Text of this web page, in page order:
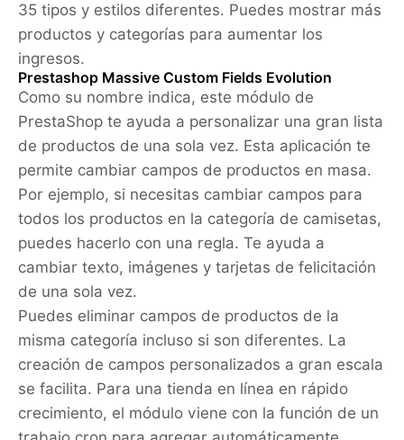
35 tipos y estilos diferentes. Puedes mostrar más
productos y categorías para aumentar los
ingresos.
Prestashop Massive Custom Fields Evolution
Como su nombre indica, este módulo de
PrestaShop te ayuda a personalizar una gran lista
de productos de una sola vez. Esta aplicación te
permite cambiar campos de productos en masa.
Por ejemplo, si necesitas cambiar campos para
todos los productos en la categoría de camisetas,
puedes hacerlo con una regla. Te ayuda a
cambiar texto, imágenes y tarjetas de felicitación
de una sola vez.
Puedes eliminar campos de productos de la
misma categoría incluso si son diferentes. La
creación de campos personalizados a gran escala
se facilita. Para una tienda en línea en rápido
crecimiento, el módulo viene con la función de un